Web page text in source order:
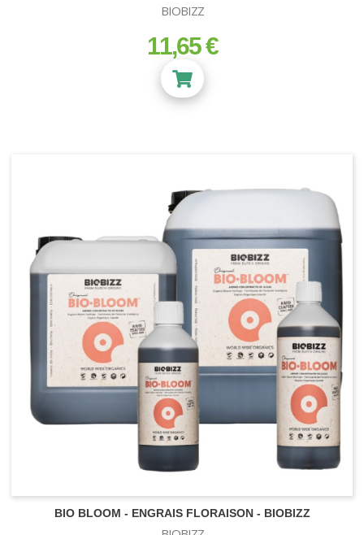
BIOBIZZ
prix
11,65 €
BIO BLOOM - ENGRAIS FLORAISON - BIOBIZZ